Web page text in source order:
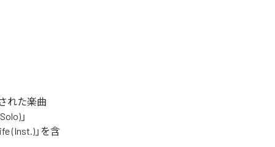
れた楽曲
」
(Inst.)」を含